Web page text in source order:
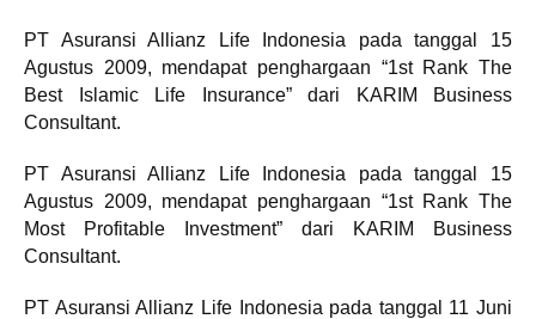
PT Asuransi Allianz Life Indonesia pada tanggal 15
Agustus 2009, mendapat penghargaan “1st Rank The
Best Islamic Life Insurance” dari KARIM Business
Consultant.
PT Asuransi Allianz Life Indonesia pada tanggal 15
Agustus 2009, mendapat penghargaan “1st Rank The
Most Profitable Investment” dari KARIM Business
Consultant.
PT Asuransi Allianz Life Indonesia pada tanggal 11 Juni